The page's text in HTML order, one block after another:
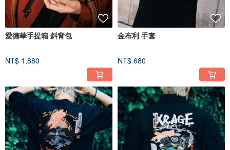
愛德華手提箱 斜背包
NT$ 1,880
金布利 手套
NT$ 680